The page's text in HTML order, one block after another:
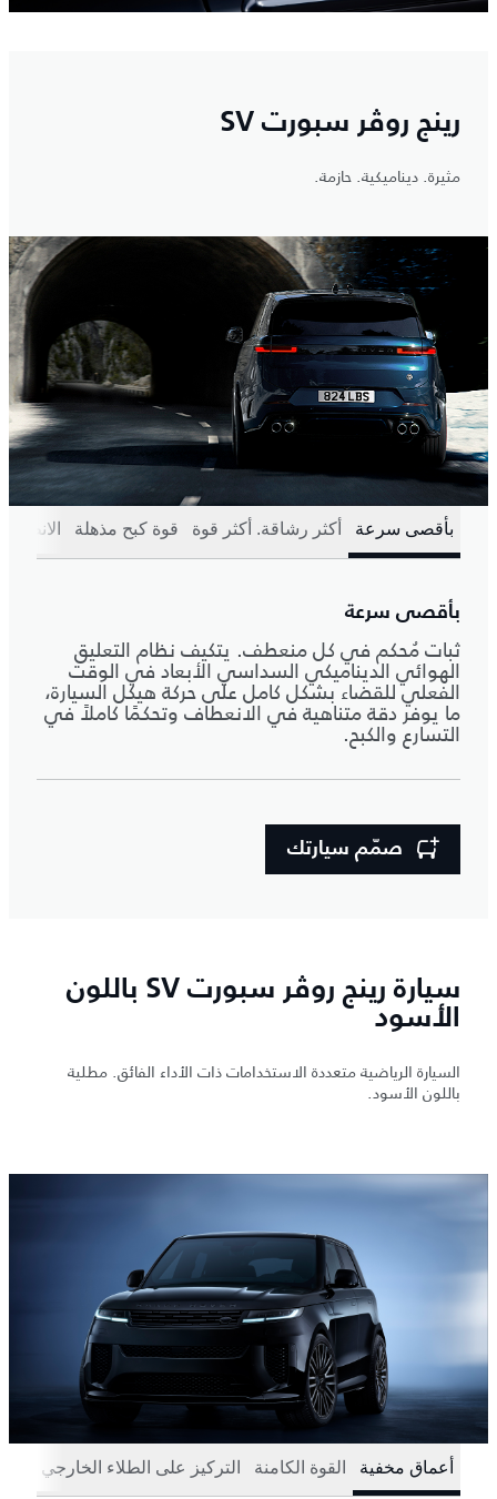
رينج روڤر سبورت SV
مثيرة. ديناميكية. حازمة.
بأقصى سرعة أكثر رشاقة. أكثر قوة قوة كبح مذهلة
بأقصى سرعة
ثبات مُحكم في كل منعطف. يتكيف نظام التعليق
الهوائي الديناميكي السداسي الأبعاد في الوقت
الفعلي للقضاء بشكل كامل على حركة هيكل السيارة،
ما يوفر دقة متناهية في الانعطاف وتحكمًا كاملاً في
التسارع والكبح.
صمّم سيارتك
سيارة رينج روڤر سبورت SV باللون
الأسود
السيارة الرياضية متعددة الاستخدامات ذات الأداء الفائق. مطلية
باللون الأسود.
أعماق مخفية القوة الكامنة التركيز على الطلاء الخارجي